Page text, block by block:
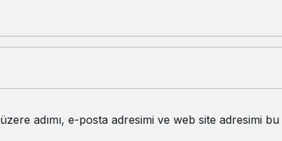
adımı, e-posta adresimi ve web site adresimi bu